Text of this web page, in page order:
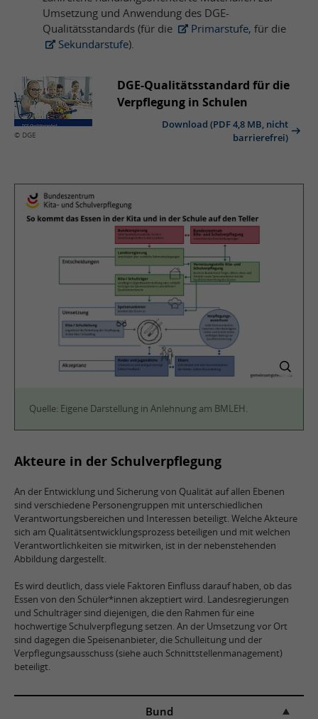
Umsetzung und Anwendung des DGE-
Qualitätsstandards (für die
Primarstufe, für die
Sekundarstufe).
© DGE
DGE-Qualitätsstandard für die
Verpflegung in Schulen
Download (PDF 4,8 MB, nicht
barrierefrei)
Quelle: Eigene Darstellung in Anlehnung am BMLEH.
Akteure in der Schulverpflegung
An der Entwicklung und Sicherung von Qualität auf allen Ebenen
sind verschiedene Personengruppen mit unterschiedlichen
Verantwortungsbereichen und Interessen beteiligt. Welche Akteure
sich am Qualitätsentwicklungsprozess beteiligen und mit welchen
Verantwortlichkeiten sie mitwirken, ist in der nebenstehenden
Abbildung dargestellt.
Es wird deutlich, dass viele Faktoren Einfluss darauf haben, ob das
Essen von den Schüler*innen akzeptiert wird. Landesregierungen
und Schulträger sind diejenigen, die den Rahmen für eine
hochwertige Schulverpflegung setzen. An der Umsetzung vor Ort
sind dagegen die Speisenanbieter, die Schulleitung und der
Verpflegungsausschuss (siehe auch Schnittstellenmanagement)
beteiligt.
Bund